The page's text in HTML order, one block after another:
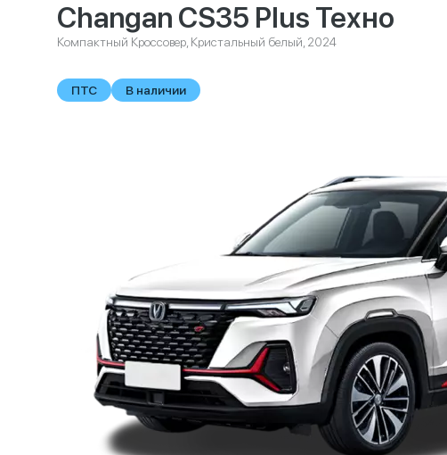
Changan CS35 Plus Техно
Компактный Кроссовер, Кристальный белый, 2024
ПТС В наличии